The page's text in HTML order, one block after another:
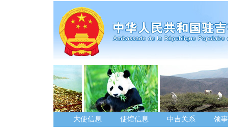
大使信息 使馆信息 中吉关系 领